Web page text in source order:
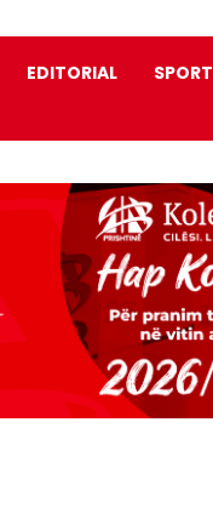
EDITORIAL SPORT